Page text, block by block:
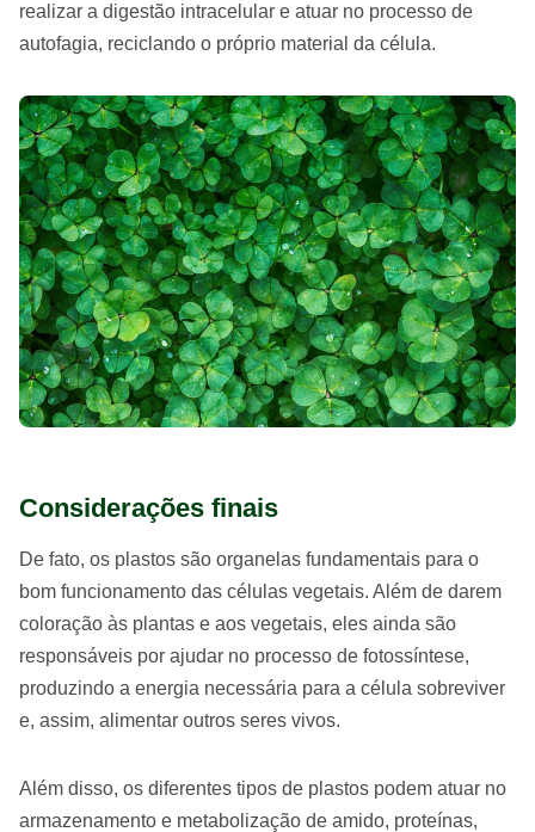
realizar a digestão intracelular e atuar no processo de
autofagia, reciclando o próprio material da célula.
Considerações finais
De fato, os plastos são organelas fundamentais para o
bom funcionamento das células vegetais. Além de darem
coloração às plantas e aos vegetais, eles ainda são
responsáveis por ajudar no processo de fotossíntese,
produzindo a energia necessária para a célula sobreviver
e, assim, alimentar outros seres vivos.
Além disso, os diferentes tipos de plastos podem atuar no
armazenamento e metabolização de amido, proteínas,